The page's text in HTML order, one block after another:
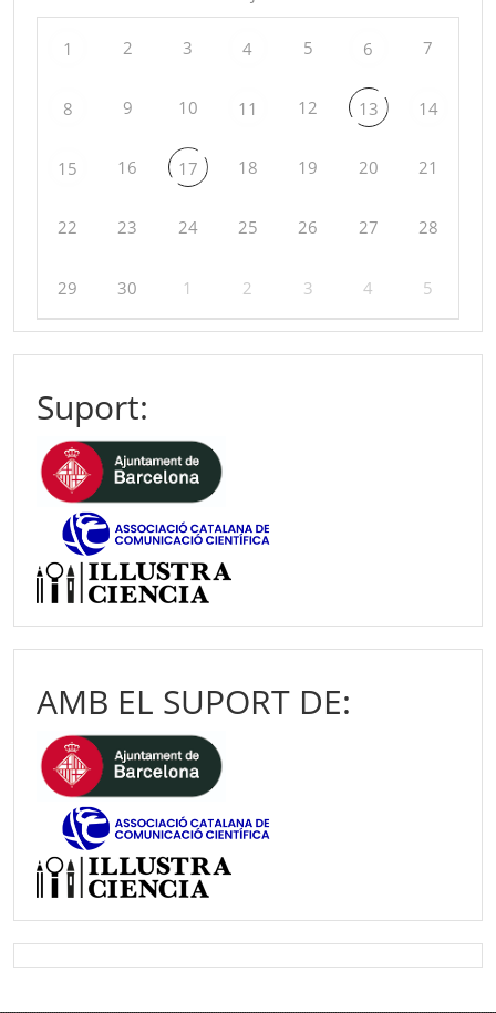
1 2 3 4 5 6 7
8 9 10 11 12 13 14
15 16 17 18 19 20 21
22 23 24 25 26 27 28
29 30 1 2 3 4 5
Suport:
AMB EL SUPORT DE: